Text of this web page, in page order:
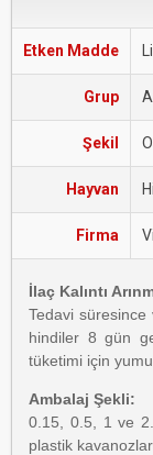
Etken Madde
Grup
Şekil
Hayvan
Firma
İlaç Kalıntı
Tedavi süresince
hindiler 8 gün
tüketimi için
Ambalaj Şekli:
0.15, 0.5, 1 ve
plastik